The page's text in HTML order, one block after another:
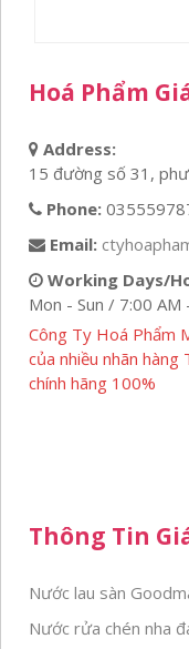
Hoá Phẩm
Address:
15 đường số 31,
Phone:
Email:
Working Days/
Mon - Sun / 7:00 AM
Công Ty Hoá Phẩm
của nhiều nhãn
chính hãng 100%
Thông Tin
Nước lau sàn
Nước rửa chén nha